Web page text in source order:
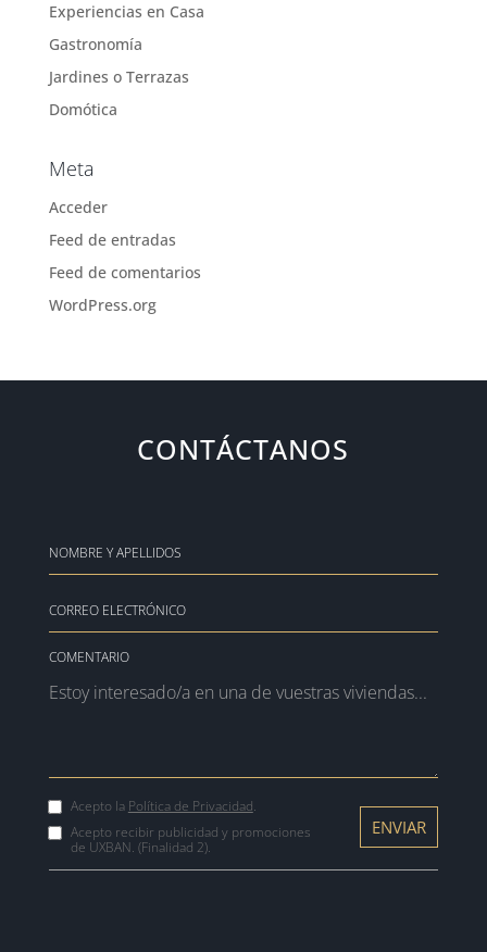
Experiencias en Casa
Gastronomía
Jardines o Terrazas
Domótica
Meta
Acceder
Feed de entradas
Feed de comentarios
WordPress.org
CONTÁCTANOS
COMENTARIO
Acepto la Política de Privacidad.
Acepto recibir publicidad y promociones
de UXBAN. (Finalidad 2).